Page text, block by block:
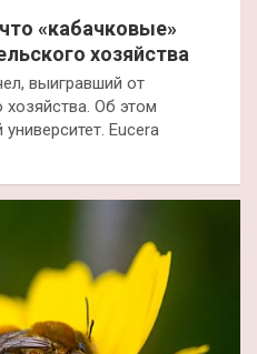
«кабачковые»
хозяйства
выигравший от
хозяйства. Об этом
Eucera